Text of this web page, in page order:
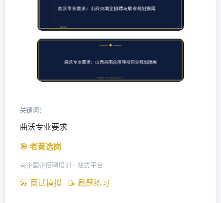
关键词：
曲沃专业要求
🎯 老黄选岗
央企国企招聘培训一站式平台
🎤 面试模拟 📝 刷题练习